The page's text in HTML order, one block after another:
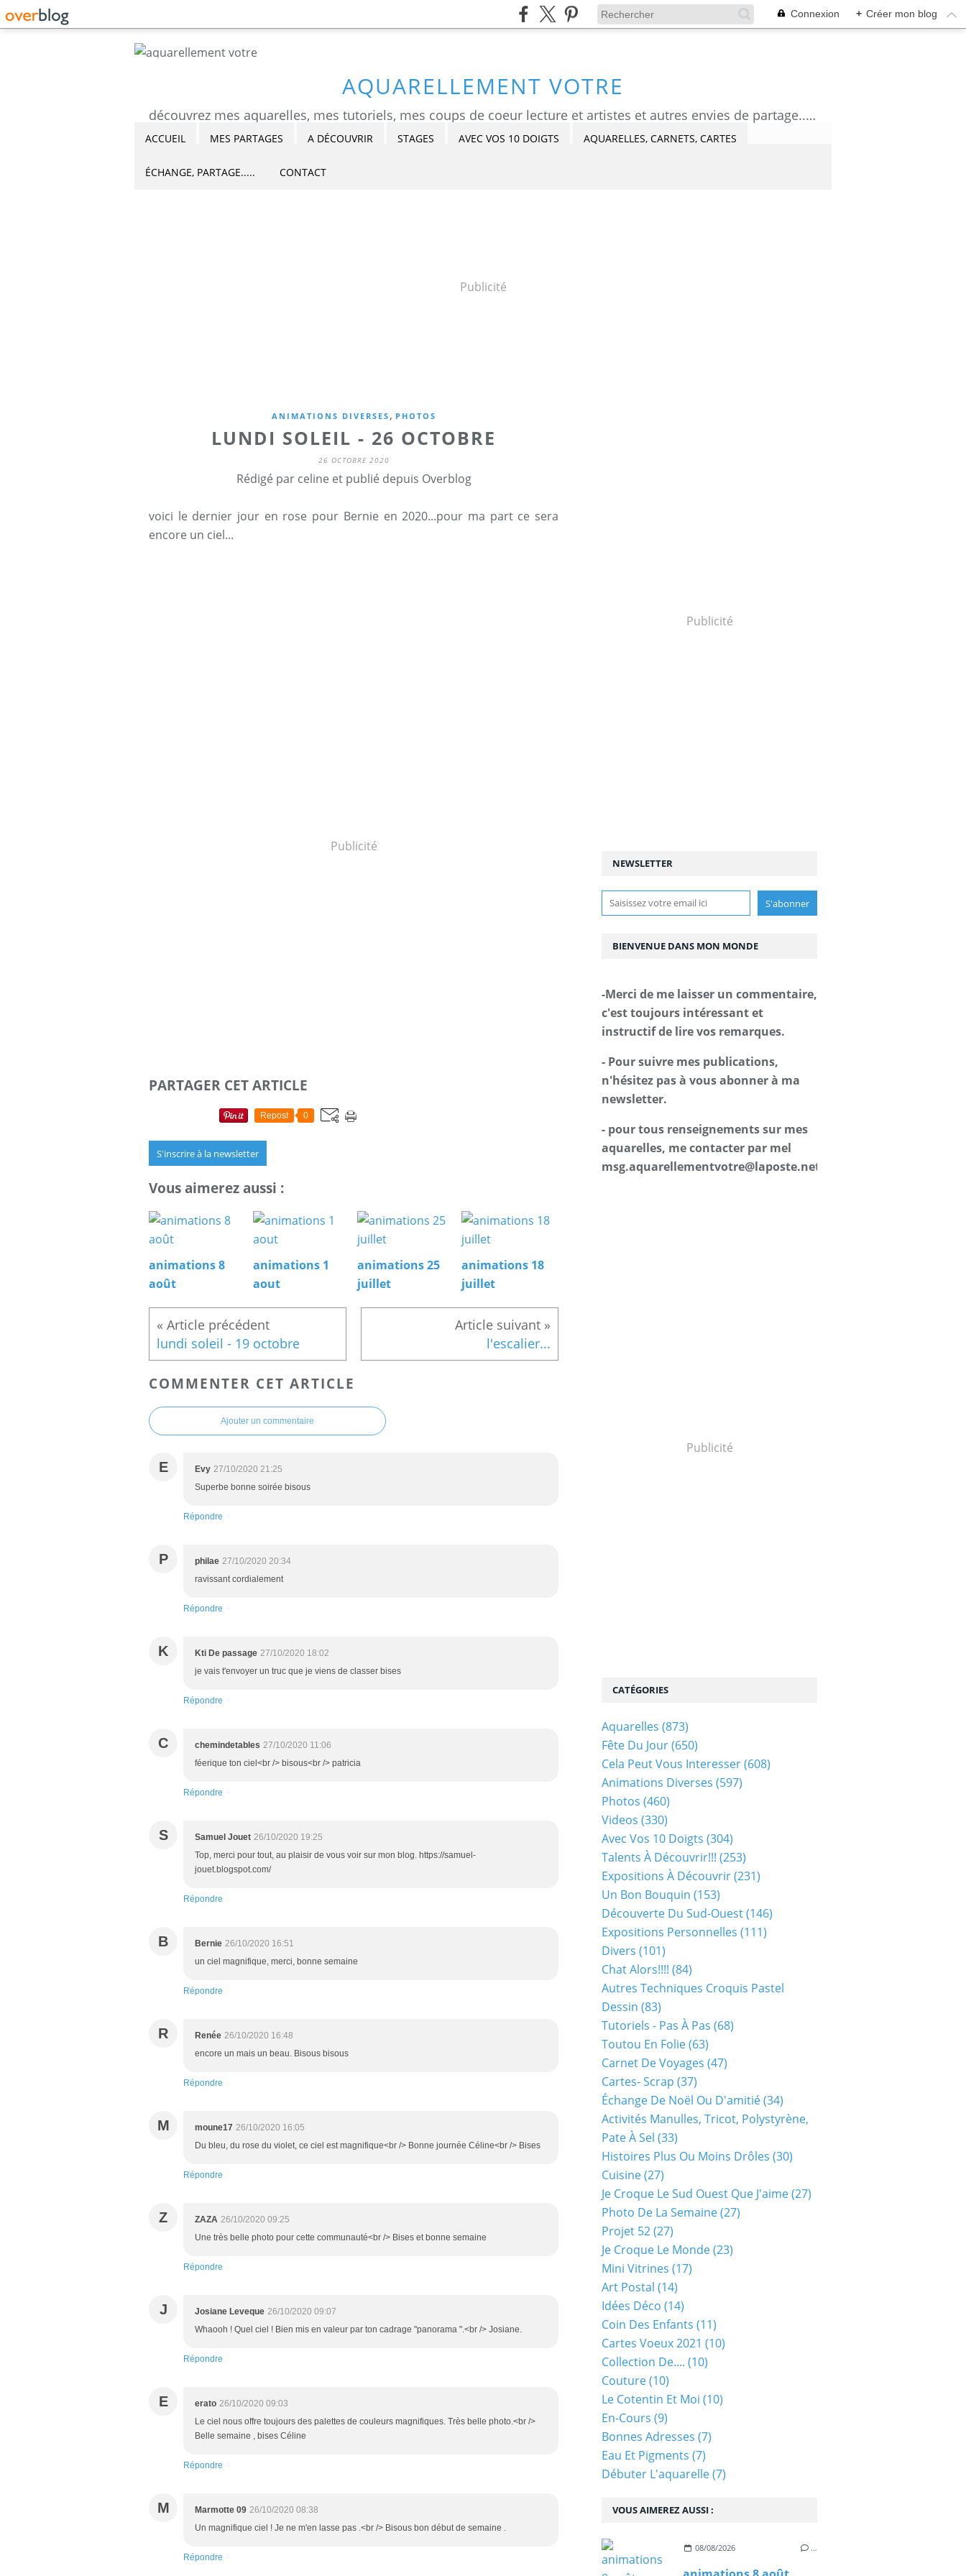
Connexion + Créer mon blog
AQUARELLEMENT VOTRE
découvrez mes aquarelles, mes tutoriels, mes coups de coeur lecture et artistes et autres envies de partage....Céline Castaingt-T.
ACCUEIL MES PARTAGES A DÉCOUVRIR STAGES AVEC VOS 10 DOIGTS AQUARELLES, CARNETS, CARTES
ÉCHANGE, PARTAGE..... CONTACT
Publicité
ANIMATIONS DIVERSES , PHOTOS
LUNDI SOLEIL - 26 OCTOBRE
26 OCTOBRE 2020
Rédigé par celine et publié depuis Overblog
voici le dernier jour en rose pour Bernie en 2020...pour ma part ce sera
encore un ciel...
Publicité
PARTAGER CET ARTICLE
Repost 0
S'inscrire à la newsletter
Vous aimerez aussi :
animations 8
août
animations 1
aout
animations 25
juillet
animations 18
juillet
lundi soleil - 19 octobre l'escalier...
COMMENTER CET ARTICLE
Ajouter un commentaire
E Evy 27/10/2020 21:25
Superbe bonne soirée bisous
Répondre
P philae 27/10/2020 20:34
ravissant cordialement
Répondre
K Kti De passage 27/10/2020 18:02
je vais t'envoyer un truc que je viens de classer bises
Répondre
C chemindetables 27/10/2020 11:06
féerique ton ciel<br /> bisous<br /> patricia
Répondre
S Samuel Jouet 26/10/2020 19:25
Top, merci pour tout, au plaisir de vous voir sur mon blog. https://samuel-
jouet.blogspot.com/
Répondre
B Bernie 26/10/2020 16:51
un ciel magnifique, merci, bonne semaine
Répondre
R Renée 26/10/2020 16:48
encore un mais un beau. Bisous bisous
Répondre
M moune17 26/10/2020 16:05
Du bleu, du rose du violet, ce ciel est magnifique<br /> Bonne journée Céline<br /> Bises
Répondre
Z ZAZA 26/10/2020 09:25
Une très belle photo pour cette communauté<br /> Bises et bonne semaine
Répondre
J Josiane Leveque 26/10/2020 09:07
Whaooh ! Quel ciel ! Bien mis en valeur par ton cadrage "panorama ".<br /> Josiane.
Répondre
E erato 26/10/2020 09:03
Le ciel nous offre toujours des palettes de couleurs magnifiques. Très belle photo.<br />
Belle semaine , bises Céline
Répondre
M Marmotte 09 26/10/2020 08:38
Un magnifique ciel ! Je ne m'en lasse pas .<br /> Bisous bon début de semaine .
Répondre
Publicité
NEWSLETTER
Publicité
VOUS AIMEREZ AUSSI :
08/08/2026 …
CATÉGORIES
Aquarelles (873)
Fête Du Jour(650)
Cela Peut Vous Interesser(608)
Animations Diverses (597)
Photos (460)
Videos (330)
Avec Vos 10 Doigts (304)
Talents À Découvrir!!! (253)
Expositions À Découvrir(231)
Un Bon Bouquin (153)
Découverte Du Sud-Ouest(146)
Expositions Personnelles (111)
Divers (101)
Chat Alors!!!! (84)
Autres Techniques Croquis Pastel
Dessin (83)
Tutoriels - Pas À Pas (68)
Toutou En Folie(63)
Carnet De Voyages (47)
Cartes- Scrap (37)
Échange De Noël Ou D'amitié(34)
Activités Manulles, Tricot, Polystyrène,
Pate À Sel (33)
Histoires Plus Ou Moins Drôles (30)
Cuisine(27)
Je Croque Le Sud Ouest Que J'aime(27)
Photo De La Semaine(27)
Projet 52(27)
Je Croque Le Monde(23)
Mini Vitrines (17)
Art Postal (14)
Idées Déco (14)
Coin Des Enfants (11)
Cartes Voeux 2021 (10)
Collection De.... (10)
Couture(10)
Le Cotentin Et Moi (10)
En-Cours (9)
Bonnes Adresses (7)
Eau Et Pigments (7)
Débuter L'aquarelle(7)
BIENVENUE DANS MON MONDE
-Merci de me laisser un commentaire,
c'est toujours intéressant et
instructif de lire vos remarques.
- Pour suivre mes publications,
n'hésitez pas à vous abonner à ma
newsletter.
- pour tous renseignements sur mes
aquarelles, me contacter par mel
msg.aquarellementvotre@laposte.net